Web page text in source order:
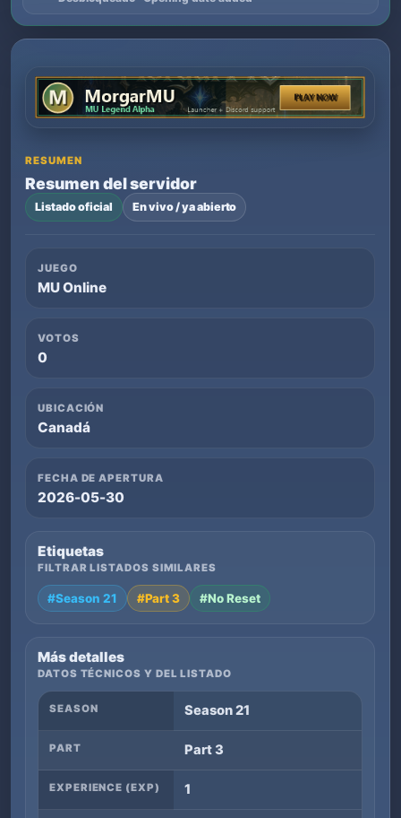
RESUMEN
Resumen del servidor
Listado oficial En vivo / ya abierto
JUEGO
MU Online
VOTOS
0
UBICACIÓN
Canadá
FECHA DE APERTURA
2026-05-30
Etiquetas
FILTRAR LISTADOS SIMILARES
#Season 21 #Part 3 #No Reset
Más detalles
DATOS TÉCNICOS Y DEL LISTADO
SEASON Season 21
PART Part 3
EXPERIENCE (EXP) 1